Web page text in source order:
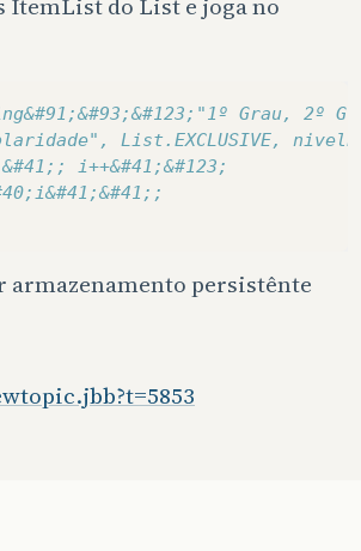
Grau, 2º
List.EXCLUSIVE,
i++&#41;&#123;
armazenamento persistênte